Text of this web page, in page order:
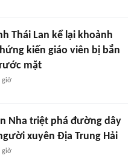
Thái Lan kể lại khoảnh
kiến giáo viên bị bắn
mặt
giờ
Nha triệt phá đường dây
xuyên Địa Trung Hải
giờ